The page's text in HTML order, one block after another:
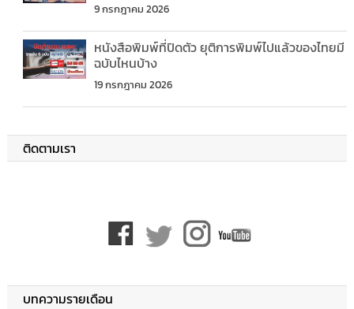
9 กรกฎาคม 2026
หนังสือพิมพ์ที่ปิดตัว ยุติการพิมพ์ไปแล้วของไทยมี
ฉบับไหนบ้าง
19 กรกฎาคม 2026
ติดตามเรา
บทความรายเดือน